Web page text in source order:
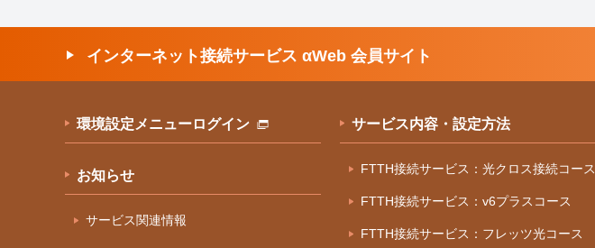
インターネット接続サービス αWeb 会員サイト
環境設定メニューログイン
お知らせ
サービス関連情報
サービス内容・設定方法
FTTH接続サービス：光クロス接続コース
FTTH接続サービス：v6プラスコース
FTTH接続サービス：フレッツ光コース